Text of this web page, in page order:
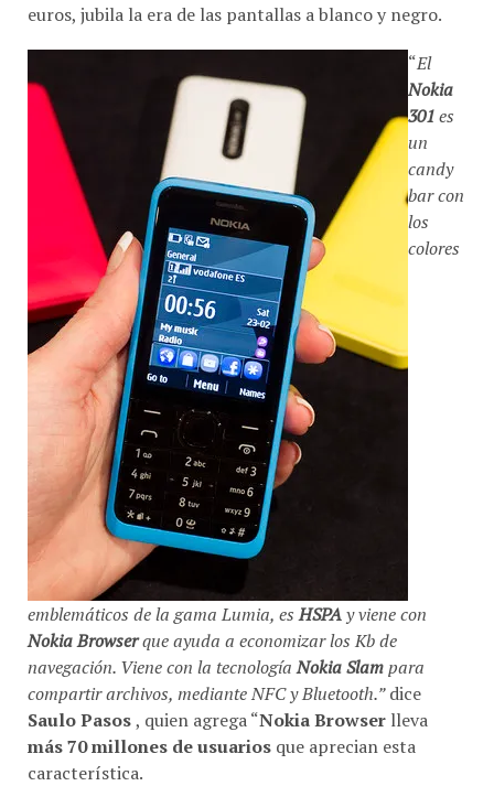
euros, jubila la era de las pantallas a blanco y negro.
“El
Nokia
301es
un
candy
bar con
los
colores
emblemáticos de la gama Lumia, esHSPAy viene con
Nokia Browserque ayuda a economizar los Kb de
navegación. Viene con la tecnologíaNokia Slampara
compartir archivos, mediante NFC y Bluetooth.”dice
Saulo Pasos, quien agrega “Nokia Browser lleva
más 70 millones de usuarios que aprecian esta
característica.